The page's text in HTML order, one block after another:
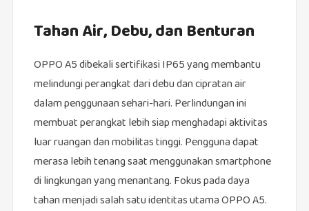
Tahan Air, Debu, dan Benturan
OPPO A5 dibekali sertifikasi IP65 yang membantu
melindungi perangkat dari debu dan cipratan air
dalam penggunaan sehari-hari. Perlindungan ini
membuat perangkat lebih siap menghadapi aktivitas
luar ruangan dan mobilitas tinggi. Pengguna dapat
merasa lebih tenang saat menggunakan smartphone
di lingkungan yang menantang. Fokus pada daya
tahan menjadi salah satu identitas utama OPPO A5.